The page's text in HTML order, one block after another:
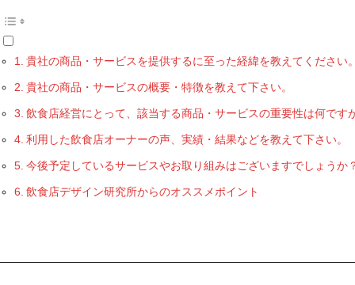
貴社の商品・サービスを提供するに至った経緯を教えてください
貴社の商品・サービスの概要・特徴を教えて下さい。
飲食店経営にとって、該当する商品・サービスの重要性は何です
利用した飲食店オーナーの声、実績・結果などを教えて下さい。
今後予定しているサービスやお取り組みはございますでしょうか
飲食店デザイン研究所からのオススメポイント